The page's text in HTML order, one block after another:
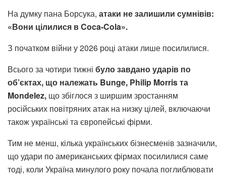
На думку пана Борсука, атаки не залишили сумнівів:
«Вони цілилися в Coca-Cola».
З початком війни у ​​2026 році атаки лише посилилися.
Всього за чотири тижні було завдано ударів по
об’єктах, що належать Bunge, Philip Morris та
Mondelez, що збіглося з ширшим зростанням
російських повітряних атак на низку цілей, включаючи
також українські та європейські фірми.
Тим не менш, кілька українських бізнесменів зазначили,
що удари по американських фірмах посилилися саме
тоді, коли Україна минулого року почала поглиблювати